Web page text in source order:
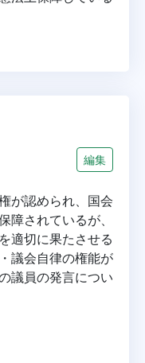
編集
が認められ、国会
障されているが、
適切に果たさせる
議会自律の権能が
議員の発言につい